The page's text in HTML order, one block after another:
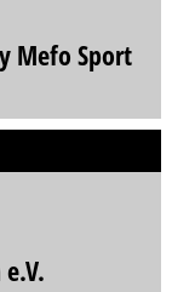
Mefo Sport